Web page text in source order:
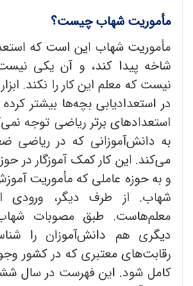
مأموریت شهاب چیست؟
مأموریت شهاب این است که
شاخه پیدا کند، و آن یکی
نیست که معلم این کار را نکند.
در استعدادیابی بچه‌ها بیشتر
استعدادهای برتر ریاضی توجه
به دانش‌آموزانی که در ریاضی
می‌کند. این کار کمک آموزگار در
و به حوزه عاملی که مأموریت
شهاب. از طرف دیگر، ورودی
معلم‌هاست. طبق مصوبات
دیگری هم دانش‌آموزان را
رقابت‌های معتبری که در کشور
کامل شود. این فهرست در سال